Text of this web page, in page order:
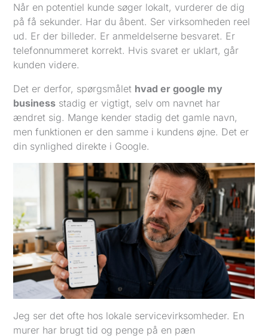
Når en potentiel kunde søger lokalt, vurderer de dig
på få sekunder. Har du åbent. Ser virksomheden reel
ud. Er der billeder. Er anmeldelserne besvaret. Er
telefonnummeret korrekt. Hvis svaret er uklart, går
kunden videre.
Det er derfor, spørgsmålet hvad er google my
business stadig er vigtigt, selv om navnet har
ændret sig. Mange kender stadig det gamle navn,
men funktionen er den samme i kundens øjne. Det er
din synlighed direkte i Google.
Jeg ser det ofte hos lokale servicevirksomheder. En
murer har brugt tid og penge på en pæn